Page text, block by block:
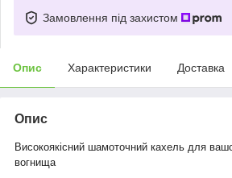
Замовлення під захистом
Опис Характеристики Доставка
Опис
Високоякісний шамоточний кахель для
вогнища